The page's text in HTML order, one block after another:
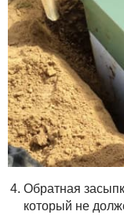
Обратная
который не